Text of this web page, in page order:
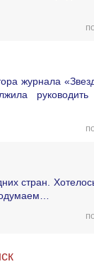
журнала
руководить
стран.